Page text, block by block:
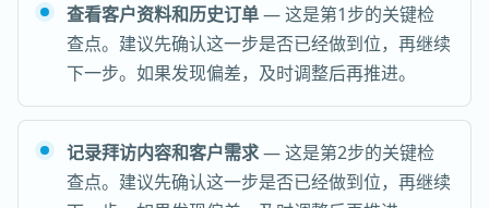
查看客户资料和历史订单— 这是第1步的关键检
查点。建议先确认这一步是否已经做到位，再继续
下一步。如果发现偏差，及时调整后再推进。
记录拜访内容和客户需求— 这是第2步的关键检
查点。建议先确认这一步是否已经做到位，再继续